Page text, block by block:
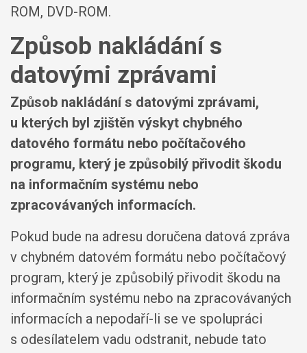
ROM, DVD-ROM.
Způsob nakládání s
datovými zprávami
Způsob nakládání s datovými zprávami,
u kterých byl zjištěn výskyt chybného
datového formátu nebo počítačového
programu, který je způsobilý přivodit škodu
na informačním systému nebo
zpracovávaných informacích.
Pokud bude na adresu doručena datová zpráva
v chybném datovém formátu nebo počítačový
program, který je způsobilý přivodit škodu na
informačním systému nebo na zpracovávaných
informacích a nepodaří-li se ve spolupráci
s odesílatelem vadu odstranit, nebude tato